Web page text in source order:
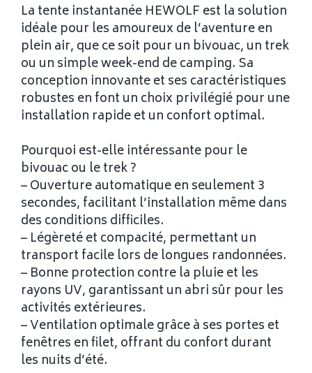
La tente instantanée HEWOLF est la solution
idéale pour les amoureux de l’aventure en
plein air, que ce soit pour un bivouac, un trek
ou un simple week-end de camping. Sa
conception innovante et ses caractéristiques
robustes en font un choix privilégié pour une
installation rapide et un confort optimal.
Pourquoi est-elle intéressante pour le
bivouac ou le trek ?
– Ouverture automatique en seulement 3
secondes, facilitant l’installation même dans
des conditions difficiles.
– Légèreté et compacité, permettant un
transport facile lors de longues randonnées.
– Bonne protection contre la pluie et les
rayons UV, garantissant un abri sûr pour les
activités extérieures.
– Ventilation optimale grâce à ses portes et
fenêtres en filet, offrant du confort durant
les nuits d’été.